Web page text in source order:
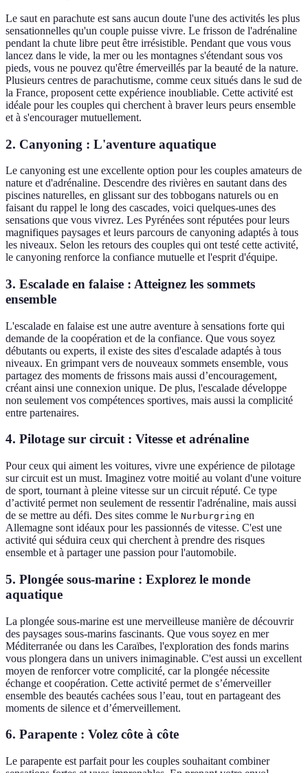
Le saut en parachute est sans aucun doute l'une des activités les plus
sensationnelles qu'un couple puisse vivre. Le frisson de l'adrénaline
pendant la chute libre peut être irrésistible. Pendant que vous vous
lancez dans le vide, la mer ou les montagnes s'étendant sous vos
pieds, vous ne pouvez qu'être émerveillés par la beauté de la nature.
Plusieurs centres de parachutisme, comme ceux situés dans le sud de
la France, proposent cette expérience inoubliable. Cette activité est
idéale pour les couples qui cherchent à braver leurs peurs ensemble
et à s'encourager mutuellement.
2. Canyoning : L'aventure aquatique
Le canyoning est une excellente option pour les couples amateurs de
nature et d'adrénaline. Descendre des rivières en sautant dans des
piscines naturelles, en glissant sur des tobbogans naturels ou en
faisant du rappel le long des cascades, voici quelques-unes des
sensations que vous vivrez. Les Pyrénées sont réputées pour leurs
magnifiques paysages et leurs parcours de canyoning adaptés à tous
les niveaux. Selon les retours des couples qui ont testé cette activité,
le canyoning renforce la confiance mutuelle et l'esprit d'équipe.
3. Escalade en falaise : Atteignez les sommets
ensemble
L'escalade en falaise est une autre aventure à sensations forte qui
demande de la coopération et de la confiance. Que vous soyez
débutants ou experts, il existe des sites d'escalade adaptés à tous
niveaux. En grimpant vers de nouveaux sommets ensemble, vous
partagez des moments de frissons mais aussi d’encouragement,
créant ainsi une connexion unique. De plus, l'escalade développe
non seulement vos compétences sportives, mais aussi la complicité
entre partenaires.
4. Pilotage sur circuit : Vitesse et adrénaline
Pour ceux qui aiment les voitures, vivre une expérience de pilotage
sur circuit est un must. Imaginez votre moitié au volant d'une voiture
de sport, tournant à pleine vitesse sur un circuit réputé. Ce type
d’activité permet non seulement de ressentir l'adrénaline, mais aussi
de se mettre au défi. Des sites comme le Nurburgring en
Allemagne sont idéaux pour les passionnés de vitesse. C'est une
activité qui séduira ceux qui cherchent à prendre des risques
ensemble et à partager une passion pour l'automobile.
5. Plongée sous-marine : Explorez le monde
aquatique
La plongée sous-marine est une merveilleuse manière de découvrir
des paysages sous-marins fascinants. Que vous soyez en mer
Méditerranée ou dans les Caraïbes, l'exploration des fonds marins
vous plongera dans un univers inimaginable. C'est aussi un excellent
moyen de renforcer votre complicité, car la plongée nécessite
échange et coopération. Cette activité permet de s’émerveiller
ensemble des beautés cachées sous l’eau, tout en partageant des
moments de silence et d’émerveillement.
6. Parapente : Volez côte à côte
Le parapente est parfait pour les couples souhaitant combiner